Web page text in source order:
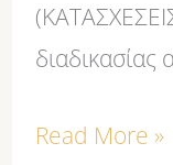
διαδικασίας
Read More »